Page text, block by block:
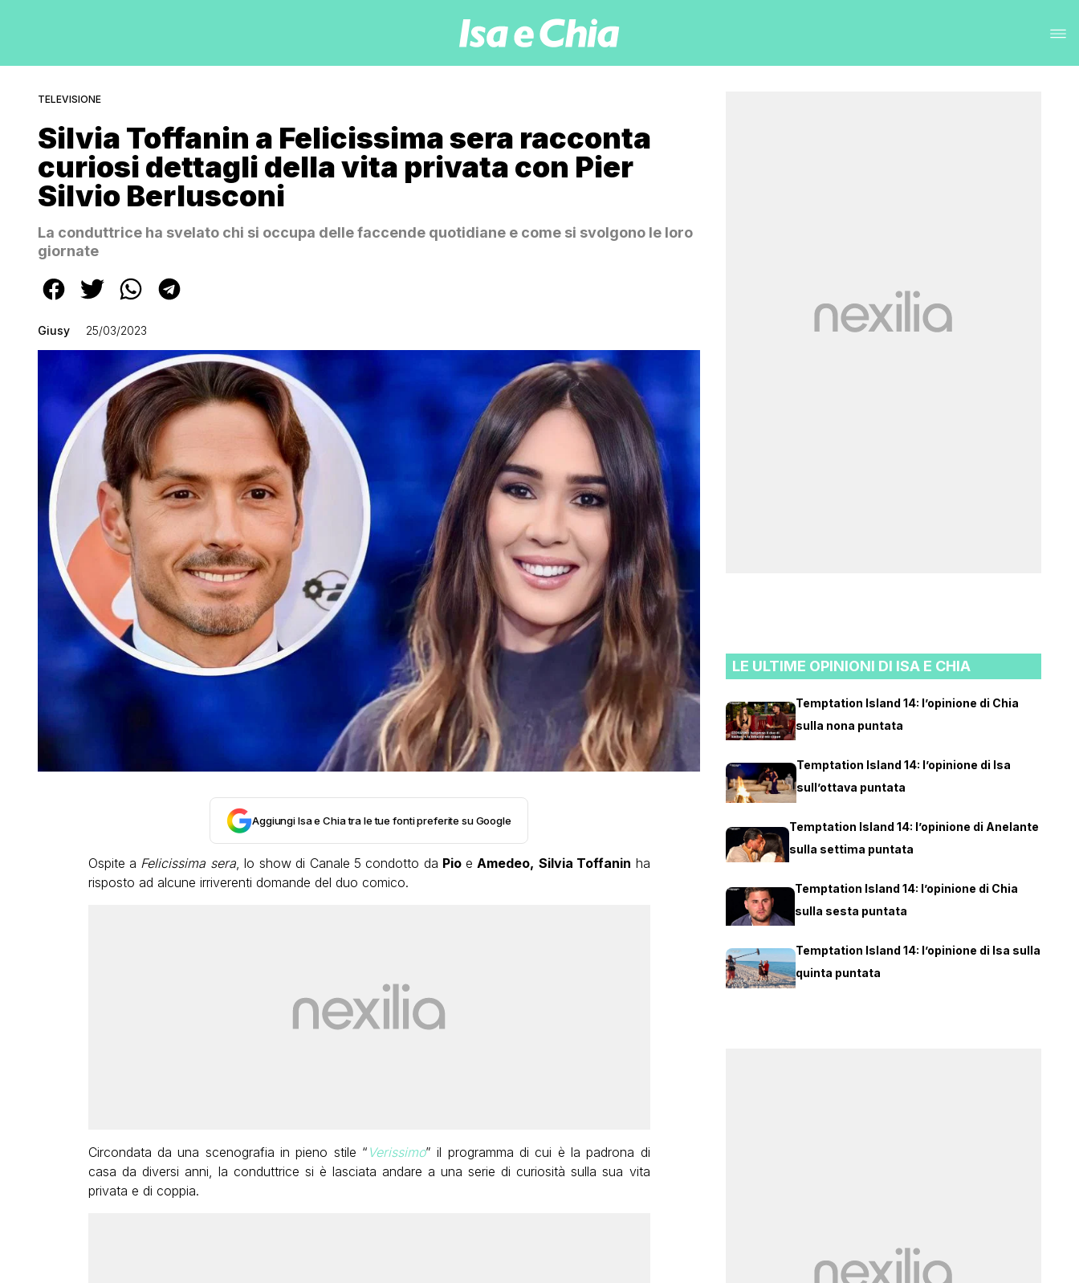
TELEVISIONE
Silvia Toffanin a Felicissima sera racconta
curiosi dettagli della vita privata con Pier
Silvio Berlusconi
La conduttrice ha svelato chi si occupa delle faccende quotidiane e come si svolgono le loro
giornate
Giusy 25/03/2023
Aggiungi Isa e Chia tra le tue fonti preferite su Google
Ospite a Felicissima sera, lo show di Canale 5 condotto da Pio eAmedeo, Silvia Toffanin ha
risposto ad alcune irriverenti domande del duo comico.
Circondata da una scenografia in pieno stile “ Verissimo” il programma di cui è la padrona di
casa da diversi anni, la conduttrice si è lasciata andare a una serie di curiosità sulla sua vita
privata e di coppia.
LE ULTIME OPINIONI DI ISA E CHIA
Temptation Island 14: l’opinione di Chia
sulla nona puntata
Temptation Island 14: l’opinione di Isa
sull’ottava puntata
Temptation Island 14: l’opinione di Anelante
sulla settima puntata
Temptation Island 14: l’opinione di Chia
sulla sesta puntata
Temptation Island 14: l’opinione di Isa sulla
quinta puntata